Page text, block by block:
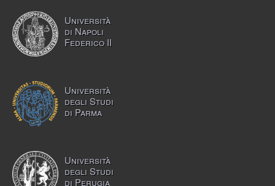
Università
di Napoli
Federico II
Università
degli Studi
di Parma
Università
degli Studi
di Perugia